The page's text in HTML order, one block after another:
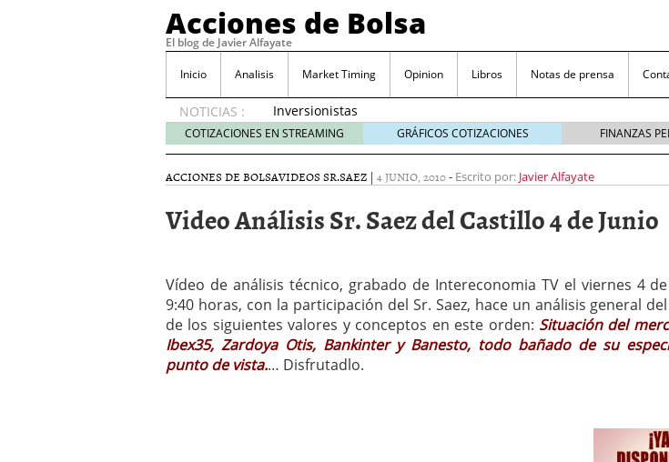
Acciones de Bolsa
El blog de Javier Alfayate
Inicio Analisis Market Timing Opinion Libros Notas de prensa
NOTICIAS :
Inversionistas
VIP en
México
creciente
por SIFX
Qué es una acción infravalorada y por qué no hay que perderlas de
noviembre 30, 2024
Entendiendo los ETF de Bitcoin noviembre 22, 2024
Dividend Kings: empresas que destacan por sus dividendos
noviembre 12, 2024
Descubre RealAdvisor: Una poderosa herramienta para tus
COTIZACIONES EN STREAMING GRÁFICOS COTIZACIONES FINANZAS
ACCIONES DE BOLSAVIDEOS SR.SAEZ | 4 JUNIO, 2010- Escrito por: Javier Alfayate
Video Análisis Sr. Saez del Castillo 4 de Junio
Vídeo de análisis técnico, grabado de Intereconomia TV el viernes 4
9:40 horas, con la participación del Sr. Saez, hace un análisis general
de los siguientes valores y conceptos en este orden: Situación del
Ibex35, Zardoya Otis, Bankinter y Banesto, todo bañado de su
punto de vista.… Disfrutadlo.